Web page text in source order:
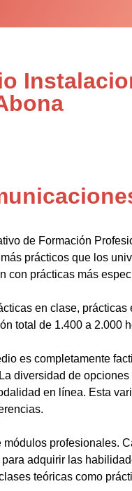
de Formación
prácticos que los
prácticas más
en clase,
total de 1.400 a 2.000
es completamente
diversidad de
en línea. Esta
profesionales.
adquirir las
teóricas como